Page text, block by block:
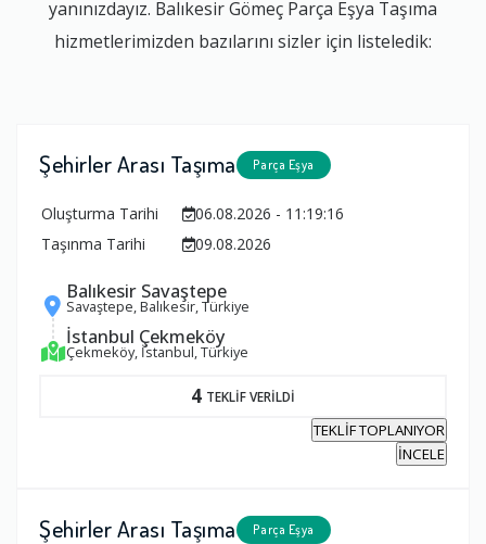
yanınızdayız. Balıkesir Gömeç Parça Eşya Taşıma
hizmetlerimizden bazılarını sizler için listeledik:
Şehirler Arası Taşıma Parça Eşya
Oluşturma Tarihi
06.08.2026 - 11:19:16
Taşınma Tarihi
09.08.2026
Balıkesir Savaştepe
Savaştepe, Balıkesir, Türkiye
İstanbul Çekmeköy
Çekmeköy, İstanbul, Türkiye
4 TEKLİF VERİLDİ
TEKLİF TOPLANIYOR
İNCELE
Şehirler Arası Taşıma Parça Eşya